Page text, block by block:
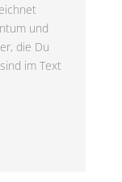
und
die Du
im Text